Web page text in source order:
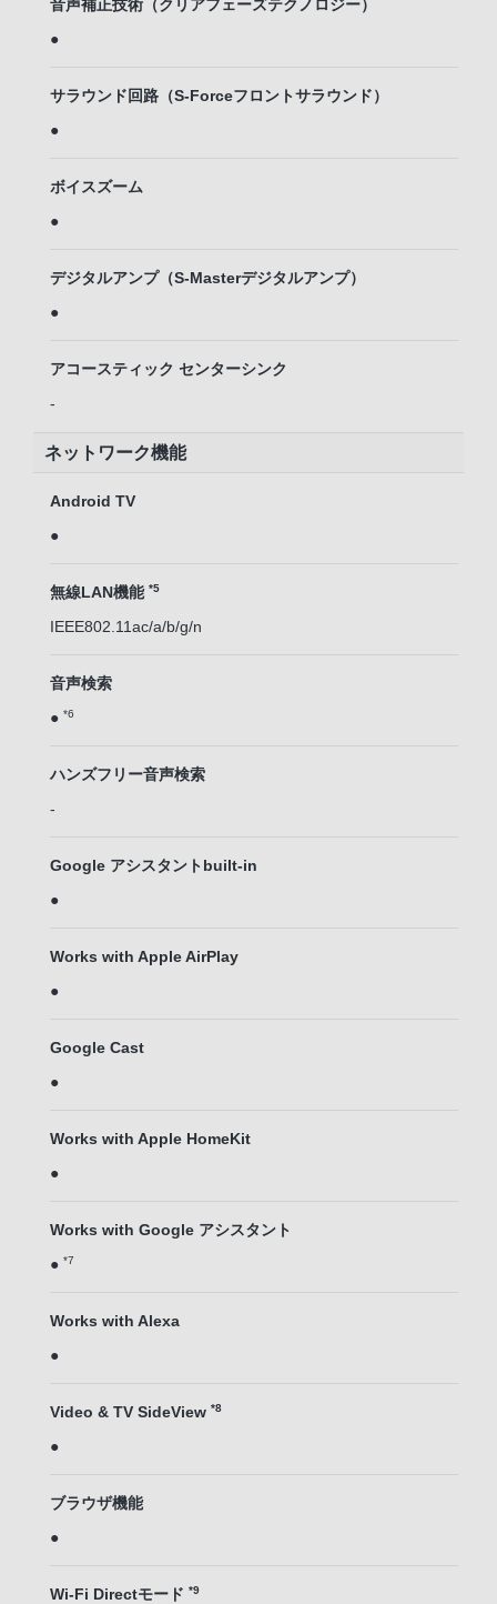
音声補正技術（クリアフェーズテクノロジー）
●
サラウンド回路（S-Forceフロントサラウンド）
●
ボイスズーム
●
デジタルアンプ（S-Masterデジタルアンプ）
●
アコースティック センターシンク
-
ネットワーク機能
Android TV
●
無線LAN機能 *5
IEEE802.11ac/a/b/g/n
音声検索
● *6
ハンズフリー音声検索
-
Google アシスタントbuilt-in
●
Works with Apple AirPlay
●
Google Cast
●
Works with Apple HomeKit
●
Works with Google アシスタント
● *7
Works with Alexa
●
Video & TV SideView *8
●
ブラウザ機能
●
Wi-Fi Directモード *9